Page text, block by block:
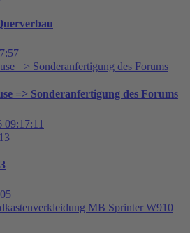
=> Sonderanfertigung des Forums
09:17:11